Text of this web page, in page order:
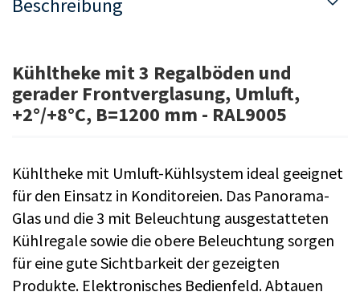
Beschreibung
Kühltheke mit 3 Regalböden und
gerader Frontverglasung, Umluft,
+2°/+8°C, B=1200 mm - RAL9005
Kühltheke mit Umluft-Kühlsystem ideal geeignet
für den Einsatz in Konditoreien. Das Panorama-
Glas und die 3 mit Beleuchtung ausgestatteten
Kühlregale sowie die obere Beleuchtung sorgen
für eine gute Sichtbarkeit der gezeigten
Produkte. Elektronisches Bedienfeld. Abtauen